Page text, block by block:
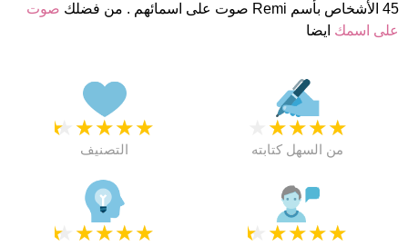
45 الأشخاص بأسم Remi صوت على اسمائهم . من فضلك
صوت
على اسمك ايضا
★
★
★
★
★
التصنيف
★
★
★
★
من السهل كتابته
★
★
★
★
★ ★
★
★
★
★